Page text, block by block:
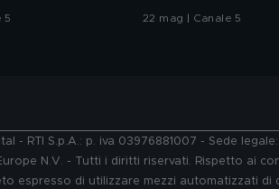
5 22 mag | Canale 5
- RTI S.p.A.: p. iva 03976881007 - Sede
N.V. - Tutti i diritti riservati. Rispetto ai
espresso di utilizzare mezzi automatizzati di